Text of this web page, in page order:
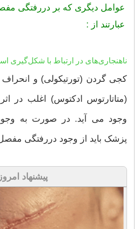
عوامل دیگری که بر دررفتگی
عبارتند از :
ناهنجاری‌های در ارتباط با شکل‌گیری
کجی گردن (تورتیکولی) و
(متاتارتوس ادکتوس) اغلب در
وجود می آید. در صورت به
پزشک باید از وجود دررفتگی
پیشنهاد امروز